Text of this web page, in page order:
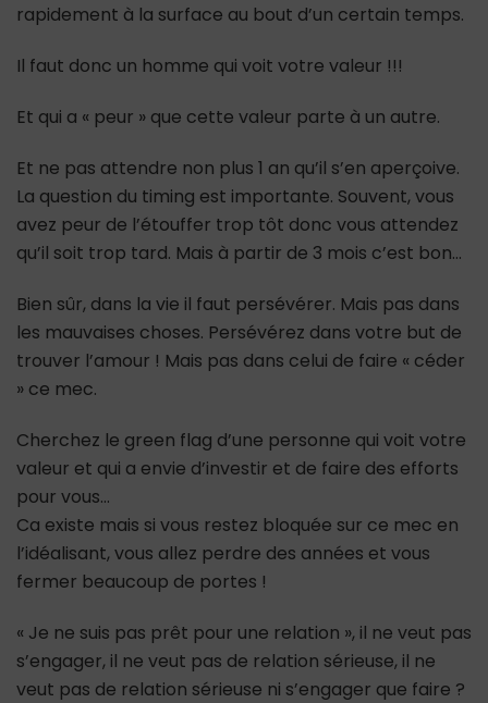
rapidement à la surface au bout d’un certain temps.
Il faut donc un homme qui voit votre valeur !!!
Et qui a « peur » que cette valeur parte à un autre.
Et ne pas attendre non plus 1 an qu’il s’en aperçoive.
La question du timing est importante. Souvent, vous
avez peur de l’étouffer trop tôt donc vous attendez
qu’il soit trop tard. Mais à partir de 3 mois c’est bon…
Bien sûr, dans la vie il faut persévérer. Mais pas dans
les mauvaises choses. Persévérez dans votre but de
trouver l’amour ! Mais pas dans celui de faire « céder
» ce mec.
Cherchez le green flag d’une personne qui voit votre
valeur et qui a envie d’investir et de faire des efforts
pour vous…
Ca existe mais si vous restez bloquée sur ce mec en
l’idéalisant, vous allez perdre des années et vous
fermer beaucoup de portes !
« Je ne suis pas prêt pour une relation », il ne veut pas
s’engager, il ne veut pas de relation sérieuse, il ne
veut pas de relation sérieuse ni s’engager que faire ?